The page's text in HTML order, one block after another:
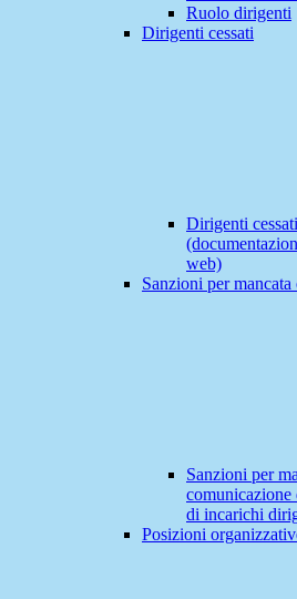
Ruolo dirigenti
Dirigenti cessati
Dirigenti
web)
Sanzioni per
Sanzioni per
comunicazione
di incarichi
Posizioni